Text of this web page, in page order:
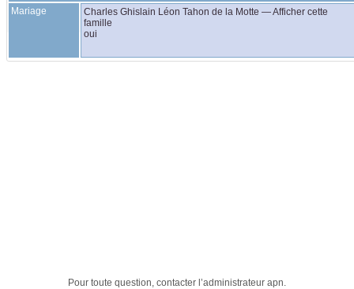
Mariage
Charles Ghislain Léon Tahon de la Motte —Afficher cette
famille
oui
Pour toute question, contacter l’administrateur apn.